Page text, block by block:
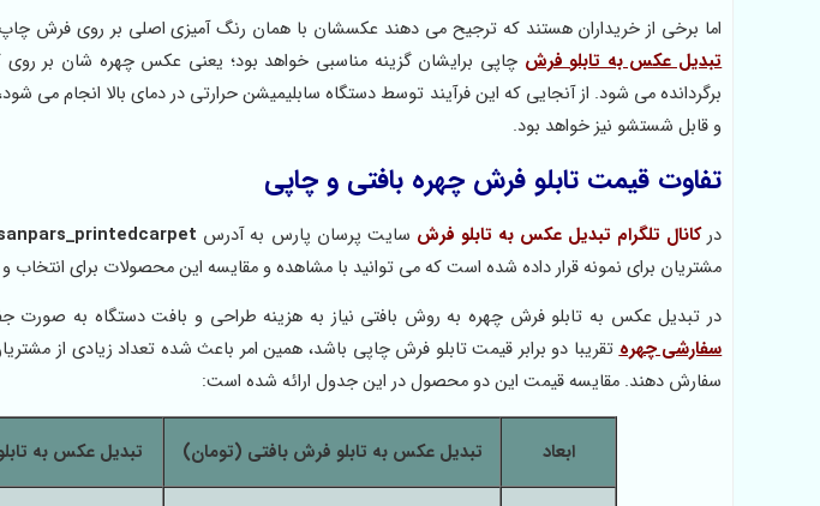
اما برخی از خریداران هستند که ترجیح می دهند عکسشان با همان رنگ آمیزی اصلی بر روی فرش
تبدیل عکس به تابلو فرش چاپی برایشان گزینه مناسبی خواهد بود؛ یعنی عکس چهره شان بر
برگردانده می شود. از آنجایی که این فرآیند توسط دستگاه سابلیمیشن حرارتی در دمای بالا انجام
و قابل شستشو نیز خواهد بود.
تفاوت قیمت تابلو فرش چهره بافتی و چاپی
درکانال تلگرام تبدیل عکس به تابلو فرش سایت پرسان پارس به آدرس
مشتریان برای نمونه قرار داده شده است که می توانید با مشاهده و مقایسه این محصولات برای انتخاب
در تبدیل عکس به تابلو فرش چهره به روش بافتی نیاز به هزینه طراحی و بافت دستگاه به
سفارشی چهرهتقریبا دو برابر قیمت تابلو فرش چاپی باشد، همین امر باعث شده تعداد زیادی از
سفارش دهند. مقایسه قیمت این دو محصول در این جدول ارائه شده است:
ابعاد تبدیل عکس به تابلو فرش بافتی (تومان) تبدیل عکس به